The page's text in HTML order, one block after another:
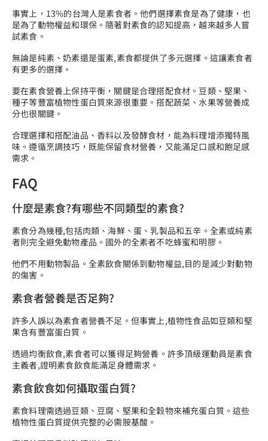
事實上，13%的台灣人是素食者。他們選擇素食是為了健康，也
是為了動物權益和環保。隨著對素食的認知提高，越來越多人嘗
試素食。
無論是純素、奶素還是蛋素,素食都提供了多元選擇。這讓素食者
有更多的選擇。
要在素食營養上保持平衡，關鍵是合理搭配食材。豆類、堅果、
種子等豐富植物性蛋白質來源很重要。搭配蔬菜、水果等營養成
分也很關鍵。
合理選擇和搭配油品、香料以及發酵食材，能為料理增添獨特風
味。遵循烹調技巧，既能保留食材營養，又能滿足口感和飽足感
需求。
FAQ
什麼是素食?有哪些不同類型的素食?
素食分為幾種,包括肉類、海鮮、蛋、乳製品和五辛。全素或純素
者則完全避免動物產品。國外的全素者不吃蜂蜜和明膠。
他們不用動物製品。全素飲食關係到動物權益,目的是減少對動物
的傷害。
素食者營養是否足夠?
許多人誤以為素食者營養不足。但事實上,植物性食品如豆類和堅
果含有豐富蛋白質。
透過均衡飲食,素食者可以獲得足夠營養。許多頂級運動員是素食
主義者,證明素食飲食能滿足身體需求。
素食飲食如何攝取蛋白質?
素食料理需透過豆類、豆腐、堅果和全穀物來補充蛋白質。這些
植物性蛋白質提供完整的必需胺基酸。